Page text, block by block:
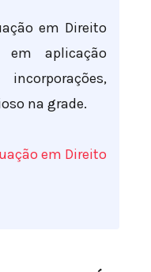
em Direito
aplicação
na grade.
em Direito